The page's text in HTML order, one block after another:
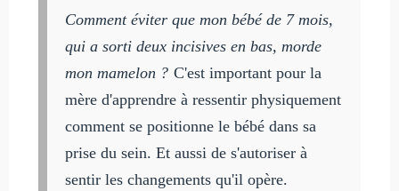
Comment éviter que mon bébé de 7 mois,
qui a sorti deux incisives en bas, morde
mon mamelon ? C'est important pour la
mère d'apprendre à ressentir physiquement
comment se positionne le bébé dans sa
prise du sein. Et aussi de s'autoriser à
sentir les changements qu'il opère.